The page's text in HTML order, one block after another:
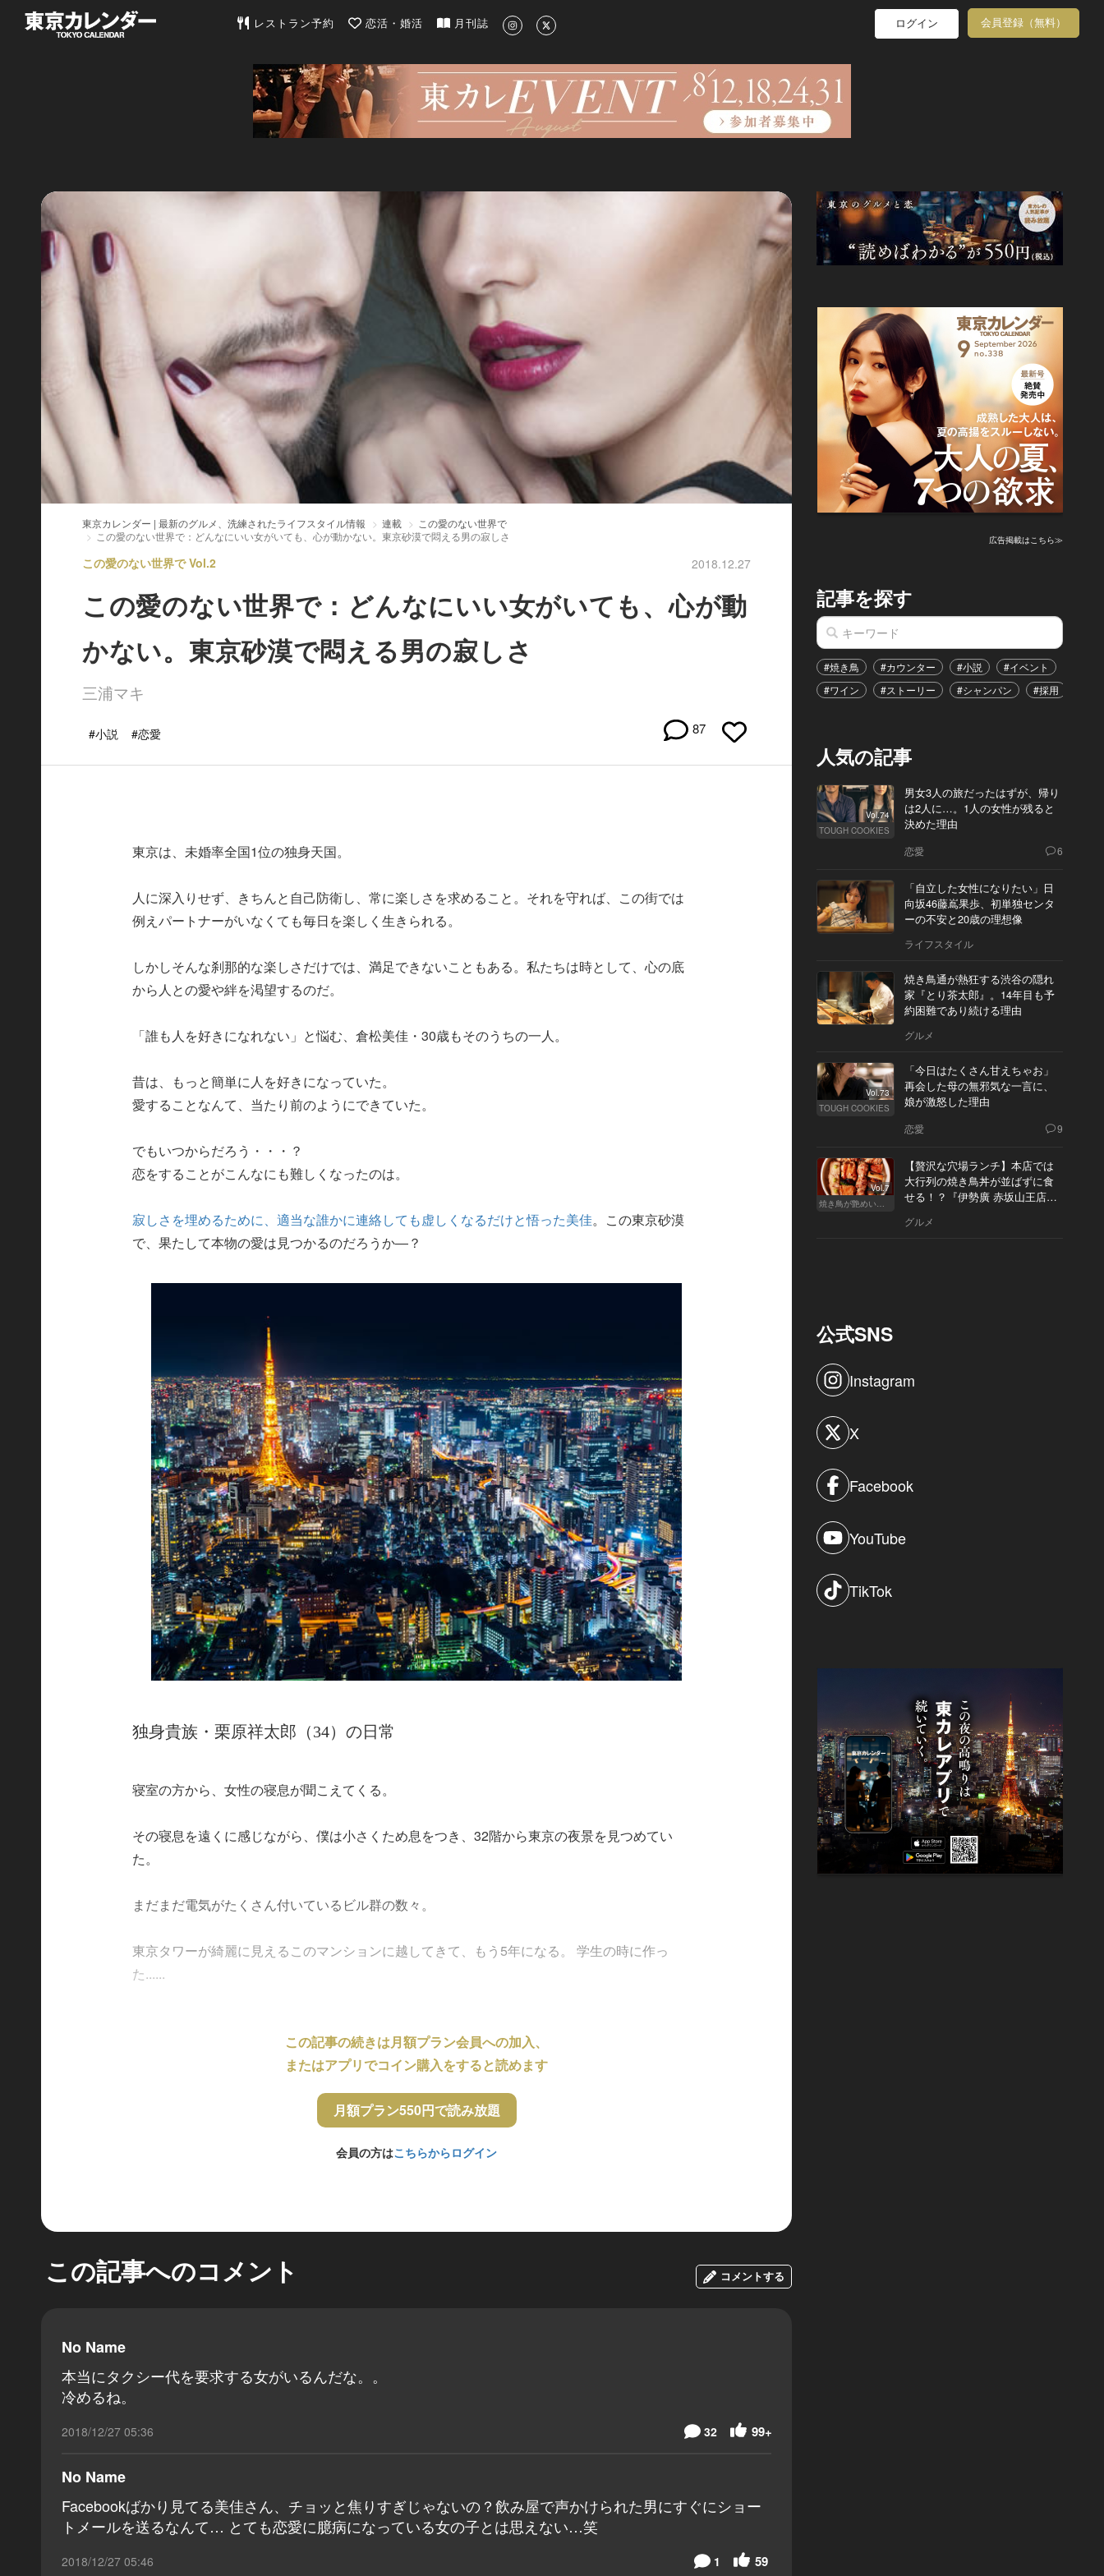
東京カレンダー | 最新のグルメ、洗練されたライフスタイル情報
レストラン予約 恋活・婚活 月刊誌 ログイン 会員登録（無料）
東京カレンダー | 最新のグルメ、洗練されたライフスタイル情報 連載
この愛のない世界で
この愛のない世界で：どんなにいい女がいても、心が動かない。東京砂漠で悶える男の寂しさ
この愛のない世界で Vol.2 2018.12.27
この愛のない世界で：どんなにいい女がいても、心が動
かない。東京砂漠で悶える男の寂しさ
三浦マキ
#小説 #恋愛 87
東京は、未婚率全国1位の独身天国。
人に深入りせず、きちんと自己防衛し、常に楽しさを求めること。それを守れば、この街では
例えパートナーがいなくても毎日を楽しく生きられる。
しかしそんな刹那的な楽しさだけでは、満足できないこともある。私たちは時として、心の底
から人との愛や絆を渇望するのだ。
「誰も人を好きになれない」と悩む、倉松美佳・30歳もそのうちの一人。
昔は、もっと簡単に人を好きになっていた。
愛することなんて、当たり前のようにできていた。
でもいつからだろう・・・？
恋をすることがこんなにも難しくなったのは。
寂しさを埋めるために、適当な誰かに連絡しても虚しくなるだけと悟った美佳。この東京砂漠
で、果たして本物の愛は見つかるのだろうか―？
独身貴族・栗原祥太郎（34）の日常
寝室の方から、女性の寝息が聞こえてくる。
その寝息を遠くに感じながら、僕は小さくため息をつき、32階から東京の夜景を見つめてい
た。
まだまだ電気がたくさん付いているビル群の数々。
東京タワーが綺麗に見えるこのマンションに越してきて、もう5年になる。 学生の時に作っ
た......
この記事の続きは月額プラン会員への加入、
またはアプリでコイン購入をすると読めます
月額プラン550円で読み放題
会員の方はこちらからログイン
この記事へのコメント コメントする
No Name
本当にタクシー代を要求する女がいるんだな。。
冷めるね。
2018/12/27 05:36 99+
32
No Name
Facebookばかり見てる美佳さん、チョッと焦りすぎじゃないの？飲み屋で声かけられた男にすぐにショー
トメールを送るなんて… とても恋愛に臆病になっている女の子とは思えない…笑
2018/12/27 05:46 59
1
広告掲載はこちら≫
記事を探す
#焼き鳥 #カウンター #小説 #イベント
#ワイン
#ストーリー #シャンパン #採用
人気の記事
Vol.74
TOUGH COOKIES
男女3人の旅だったはずが、帰り
は2人に…。1人の女性が残ると
決めた理由
恋愛 6
「自立した女性になりたい」日
向坂46藤嶌果歩、初単独センタ
ーの不安と20歳の理想像
ライフスタイル
焼き鳥通が熱狂する渋谷の隠れ
家『とり茶太郎』。14年目も予
約困難であり続ける理由
グルメ
Vol.73
TOUGH COOKIES
「今日はたくさん甘えちゃお」
再会した母の無邪気な一言に、
娘が激怒した理由
恋愛 9
Vol.7
焼き鳥が艶めいてきた
【贅沢な穴場ランチ】本店では
大行列の焼き鳥丼が並ばずに食
せる！？『伊勢廣 赤坂山王店』
グルメ
公式SNS
Instagram
X
Facebook
YouTube
TikTok